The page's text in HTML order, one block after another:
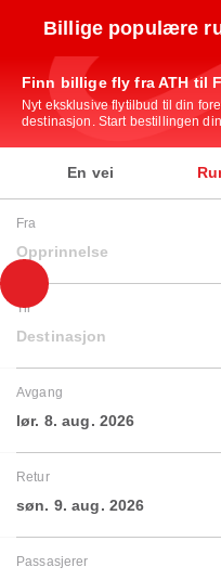
Billige populære
Finn billige fly fra ATH til
Nyt eksklusive flytilbud til din
destinasjon. Start bestillingen
En vei
Fra
Opprinnelse
Til
Destinasjon
Avgang
lør. 8. aug. 2026
Retur
søn. 9. aug. 2026
Passasjerer